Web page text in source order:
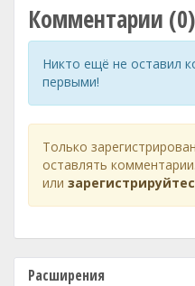
Комментарии (0)
Никто ещё не оставил
первыми!
Только
оставлять
или
Расширения